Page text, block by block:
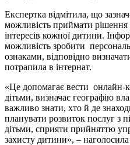
Експертка відмітила, що
можливість приймати
інтересів кожної дитини.
можливість зробити
ознаками, відповідно
потрапила в інтернат.
«Це допомагає вести онлайн-
дітьми, визначає географію
важливо знати, хто й де
планувати розвиток послуг з
дітьми, сприяти прийняттю
захисту дитини», –